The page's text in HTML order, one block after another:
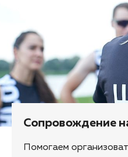
Сопровождение
Помогаем